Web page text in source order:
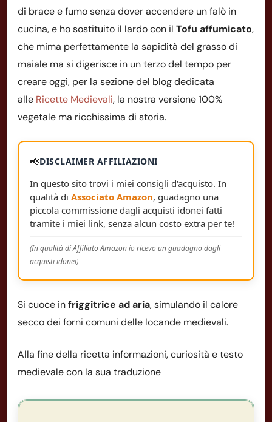
di brace e fumo senza dover accendere un falò in
cucina, e ho sostituito il lardo con il Tofu affumicato,
che mima perfettamente la sapidità del grasso di
maiale ma si digerisce in un terzo del tempo per
creare oggi, per la sezione del blog dedicata
alle Ricette Medievali, la nostra versione 100%
vegetale ma ricchissima di storia.
📢DISCLAIMER AFFILIAZIONI
In questo sito trovi i miei consigli d'acquisto. In
qualità di Associato Amazon, guadagno una
piccola commissione dagli acquisti idonei fatti
tramite i miei link, senza alcun costo extra per te!
(In qualità di Affiliato Amazon io ricevo un guadagno dagli
acquisti idonei)
Si cuoce infriggitrice ad aria, simulando il calore
secco dei forni comuni delle locande medievali.
Alla fine della ricetta informazioni, curiosità e testo
medievale con la sua traduzione